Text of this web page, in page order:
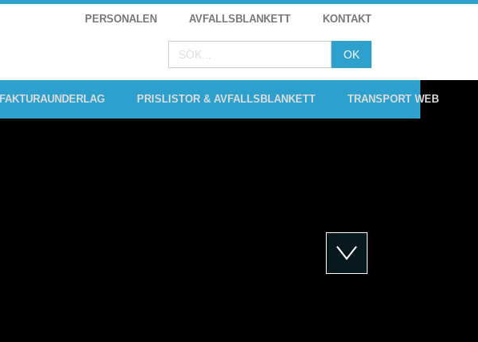
PERSONALEN AVFALLSBLANKETT KONTAKT
FAKTURAUNDERLAG PRISLISTOR & AVFALLSBLANKETT TRANSPORT WEB